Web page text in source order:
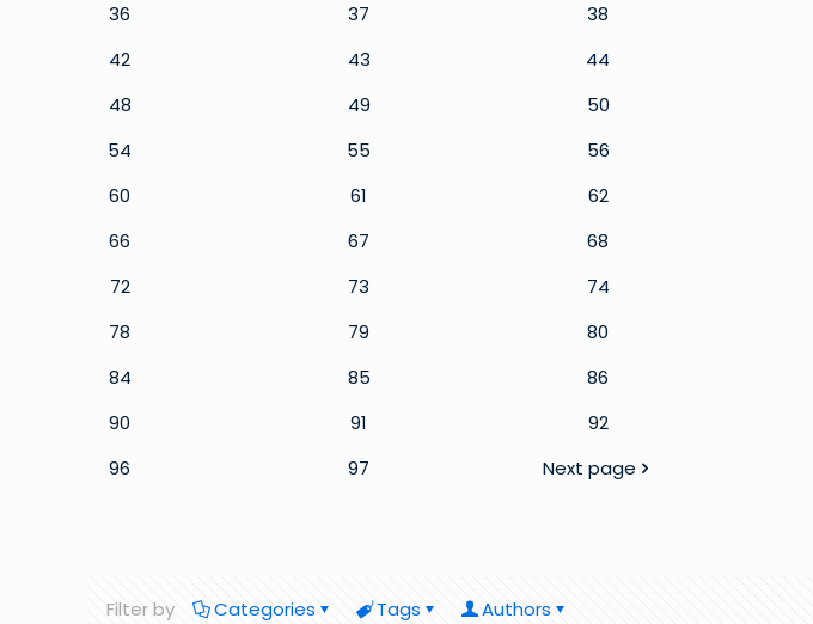
36
37 38
42
43 44
48
49 50
54
55 56
60
61 62
66
67 68
72
73 74
78
79 80
84
85 86
90
91 92
96
97 Next page
Filter by Categories Tags Authors